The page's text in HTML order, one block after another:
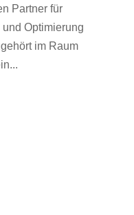
Partner für
Optimierung
im Raum